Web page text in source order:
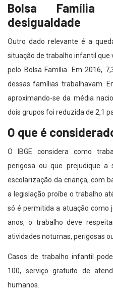
Bolsa
desigualdade
Outro dado relevante é a
situação de trabalho infantil que
pelo Bolsa Família. Em 2016,
dessas famílias trabalhavam.
aproximando-se da média
dois grupos foi reduzida de 2,1
O que é
O IBGE considera como
perigosa ou que prejudique a
escolarização da criança, com
a legislação proíbe o trabalho
só é permitida a atuação como
anos, o trabalho deve
atividades noturnas, perigosas
Casos de trabalho infantil
100, serviço gratuito de
humanos.